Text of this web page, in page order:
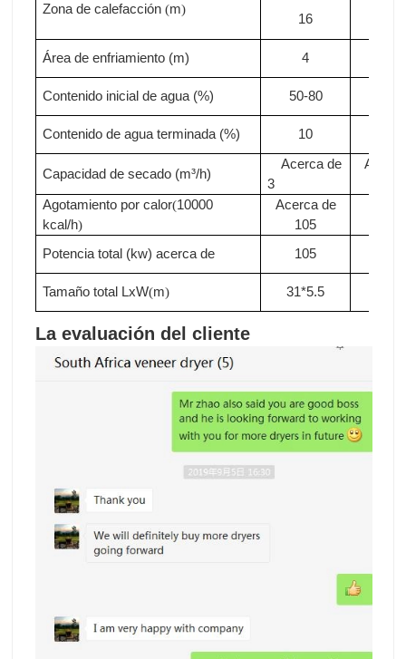
Zona de calefacción (m)
16
Área de enfriamiento (m) 4
Contenido inicial de agua (%) 50-80
Contenido de agua terminada (%) 10
Capacidad de secado (m³/h)
Acerca de
3
Agotamiento por calor(10000
kcal/h)
Acerca de
105
Potencia total (kw) acerca de 105
Tamaño total LxW(m) 31*5.5
La evaluación del cliente